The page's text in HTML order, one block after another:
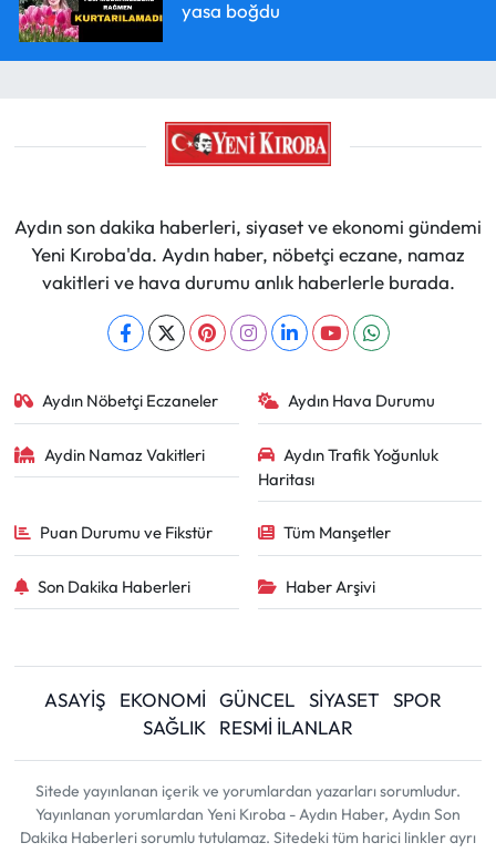
yasa boğdu
Aydın son dakika haberleri, siyaset ve ekonomi gündemi
Yeni Kıroba'da. Aydın haber, nöbetçi eczane, namaz
vakitleri ve hava durumu anlık haberlerle burada.
Aydın Nöbetçi Eczaneler Aydın Hava Durumu
Aydin Namaz Vakitleri
Aydın Trafik Yoğunluk
Haritası
Puan Durumu ve Fikstür Tüm Manşetler
Son Dakika Haberleri Haber Arşivi
ASAYİŞ EKONOMİ GÜNCEL SİYASET
SPOR
SAĞLIK
RESMİ İLANLAR
Sitede yayınlanan içerik ve yorumlardan yazarları sorumludur.
Yayınlanan yorumlardan Yeni Kıroba - Aydın Haber, Aydın Son
Dakika Haberleri sorumlu tutulamaz. Sitedeki tüm harici linkler ayrı